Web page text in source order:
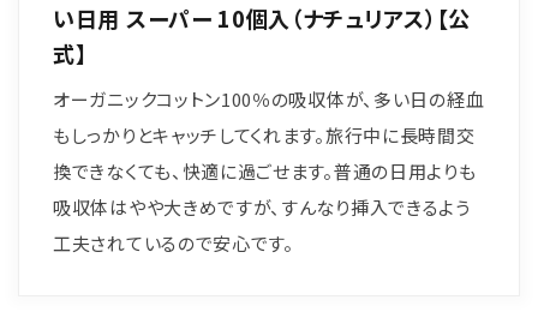
い日用 スーパー 10個入（ナチュリアス）【公
式】
オーガニックコットン100％の吸収体が、多い日の経血
もしっかりとキャッチしてくれます。旅行中に長時間交
換できなくても、快適に過ごせます。普通の日用よりも
吸収体はやや大きめですが、すんなり挿入できるよう
工夫されているので安心です。